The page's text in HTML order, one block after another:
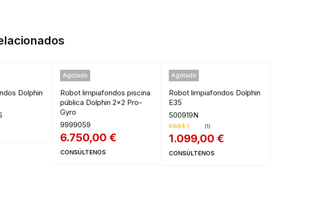
Dolphin
Agotado
Robot limpiafondos piscina
pública Dolphin 2x2 Pro-
Gyro
9999059
6.750,00 €
CONSÚLTENOS
Agotado
Robot limpiafondos Dolphin
E35
500919N
Valorado
4.00
de 5
(1)
1.099,00 €
CONSÚLTENOS